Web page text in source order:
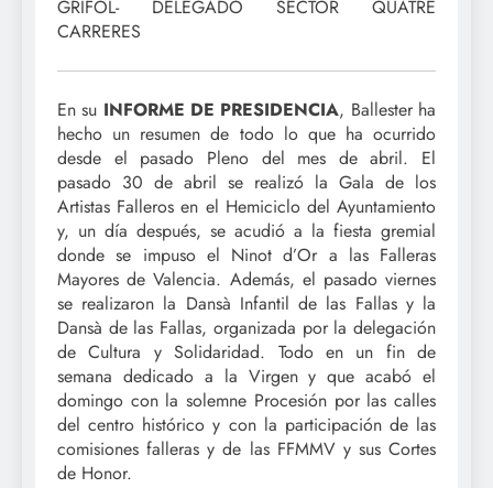
GRIFOL- DELEGADO SECTOR QUATRE
CARRERES
En su INFORME DE PRESIDENCIA, Ballester ha
hecho un resumen de todo lo que ha ocurrido
desde el pasado Pleno del mes de abril. El
pasado 30 de abril se realizó la Gala de los
Artistas Falleros en el Hemiciclo del Ayuntamiento
y, un día después, se acudió a la fiesta gremial
donde se impuso el Ninot d’Or a las Falleras
Mayores de Valencia. Además, el pasado viernes
se realizaron la Dansà Infantil de las Fallas y la
Dansà de las Fallas, organizada por la delegación
de Cultura y Solidaridad. Todo en un fin de
semana dedicado a la Virgen y que acabó el
domingo con la solemne Procesión por las calles
del centro histórico y con la participación de las
comisiones falleras y de las FFMMV y sus Cortes
de Honor.